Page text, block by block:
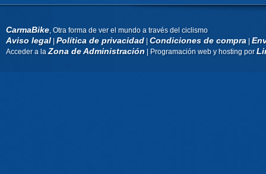
CarmaBike, Otra forma de ver el mundo a través del ciclismo
Aviso legal|Política de privacidad|Condiciones de compra|
Acceder a la Zona de Administración| Programación web y hosting por